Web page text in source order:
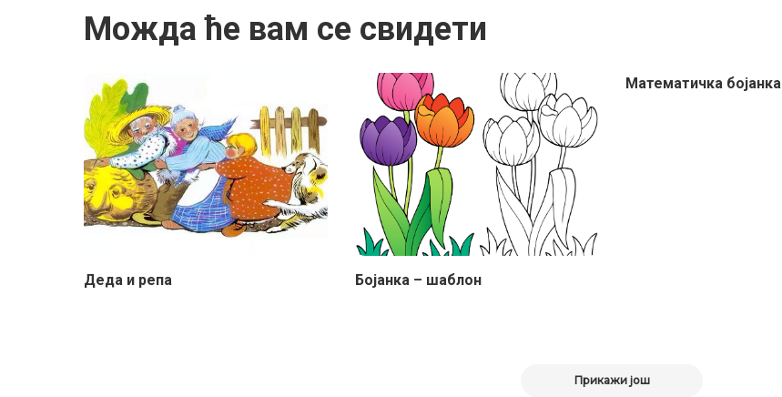
Можда ће вам се свидети
Деда и репа Бојанка – шаблон
Mатематичка бојанка
Прикажи још